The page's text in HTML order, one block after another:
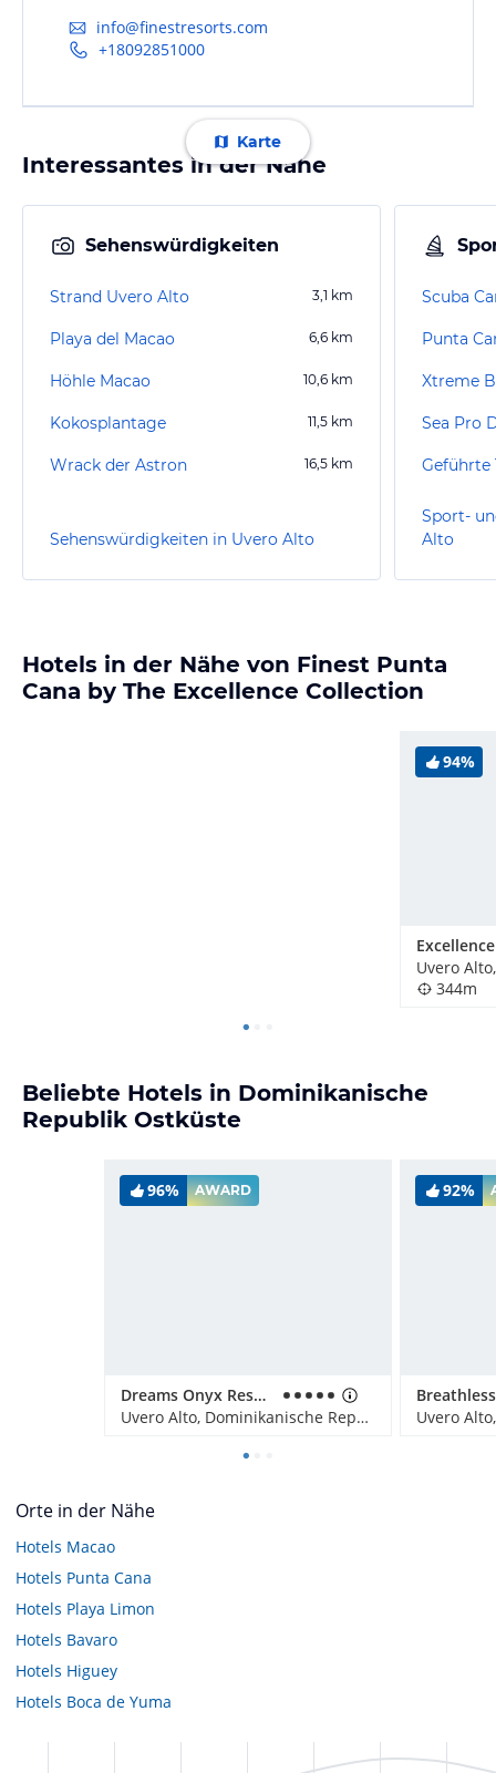
info@finestresorts.com
+18092851000
Karte
Interessantes in der Nähe
Sehenswürdigkeiten
Strand Uvero Alto 3,1 km
Playa del Macao 6,6 km
Höhle Macao 10,6 km
Kokosplantage 11,5 km
Wrack der Astron 16,5 km
Sehenswürdigkeiten in Uvero Alto
Scuba
Xtreme
Sea Pro
Geführte
Sport-
Alto
Hotels in der Nähe von Finest Punta
Cana by The Excellence Collection
94%
344m
Beliebte Hotels in Dominikanische
Republik Ostküste
96% AWARD
Dreams Onyx Resort & Spa
Uvero Alto, Dominikanische Republik
92%
Orte in der Nähe
Hotels Macao
Hotels Punta Cana
Hotels Playa Limon
Hotels Bavaro
Hotels Higuey
Hotels Boca de Yuma